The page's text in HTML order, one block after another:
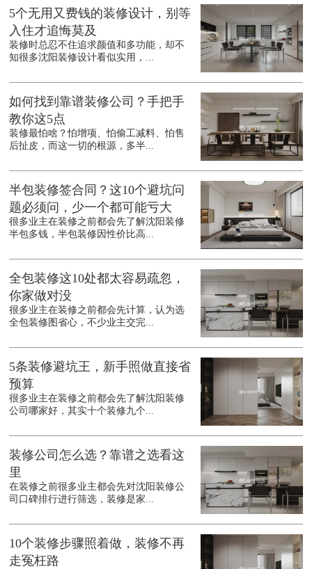
5个无用又费钱的装修设计，别等
入住才追悔莫及
装修时总忍不住追求颜值和多功能，却不
知很多沈阳装修设计看似实用，...
如何找到靠谱装修公司？手把手
教你这5点
装修最怕啥？怕增项、怕偷工减料、怕售
后扯皮，而这一切的根源，多半...
半包装修签合同？这10个避坑问
题必须问，少一个都可能亏大
很多业主在装修之前都会先了解沈阳装修
半包多钱，半包装修因性价比高...
全包装修这10处都太容易疏忽，
你家做对没
很多业主在装修之前都会先计算，认为选
全包装修图省心，不少业主交完...
5条装修避坑王，新手照做直接省
预算
很多业主在装修之前都会先了解沈阳装修
公司哪家好，其实十个装修九个...
装修公司怎么选？靠谱之选看这
里
在装修之前很多业主都会先对沈阳装修公
司口碑排行进行筛选，装修是家...
10个装修步骤照着做，装修不再
走冤枉路